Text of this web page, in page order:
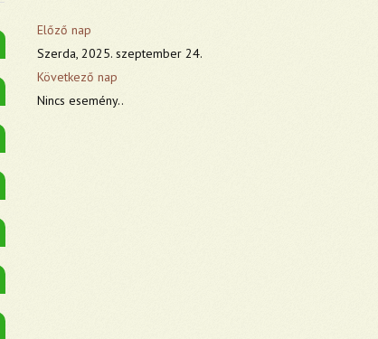
Előző nap
Szerda, 2025. szeptember 24.
Következő nap
Nincs esemény..